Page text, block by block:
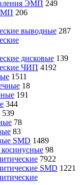
ЭМП 249
206
выводные 287
дисковые 139
ЧИП 4192
1511
18
191
344
539
78
83
SMD 1489
98
7922
SMD 1221